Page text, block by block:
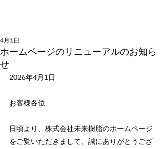
ホームページのリニューアルのお知ら
せ
4月1日
2026年4月1日
お客様各位
日頃より、株式会社未来樹脂のホームページ
をご覧いただきまして、誠にありがとうござ